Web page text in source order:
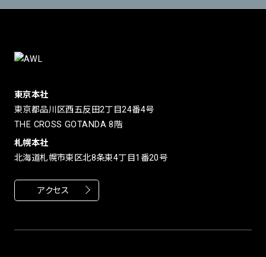
東京本社
東京都品川区西五反田2丁目24番4号
THE CROSS GOTANDA 8階
札幌本社
北海道札幌市東区北8条東4丁目1番20号
アクセス